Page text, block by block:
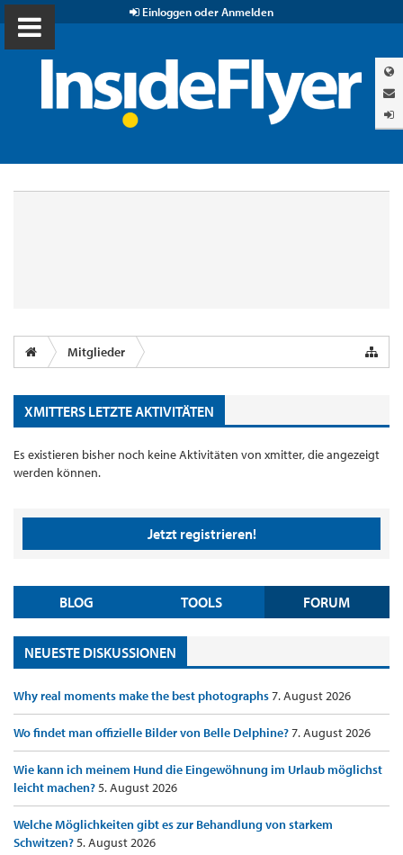
Einloggen oder Anmelden
Mitglieder
XMITTERS LETZTE AKTIVITÄTEN
Es existieren bisher noch keine Aktivitäten von xmitter, die angezeigt
werden können.
Jetzt registrieren!
BLOG TOOLS FORUM
NEUESTE DISKUSSIONEN
Why real moments make the best photographs7. August 2026
Wo findet man offizielle Bilder von Belle Delphine?7. August 2026
Wie kann ich meinem Hund die Eingewöhnung im Urlaub möglichst
leicht machen?5. August 2026
Welche Möglichkeiten gibt es zur Behandlung von starkem
Schwitzen?5. August 2026